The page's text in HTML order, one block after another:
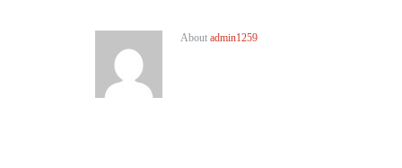
Aboutadmin1259